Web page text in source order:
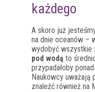
każdego
A skoro już
na dnie oceanów –
wydobyć wszystkie
pod wodą to
przypadałoby ponad
Naukowcy uważają
znaleźć również na